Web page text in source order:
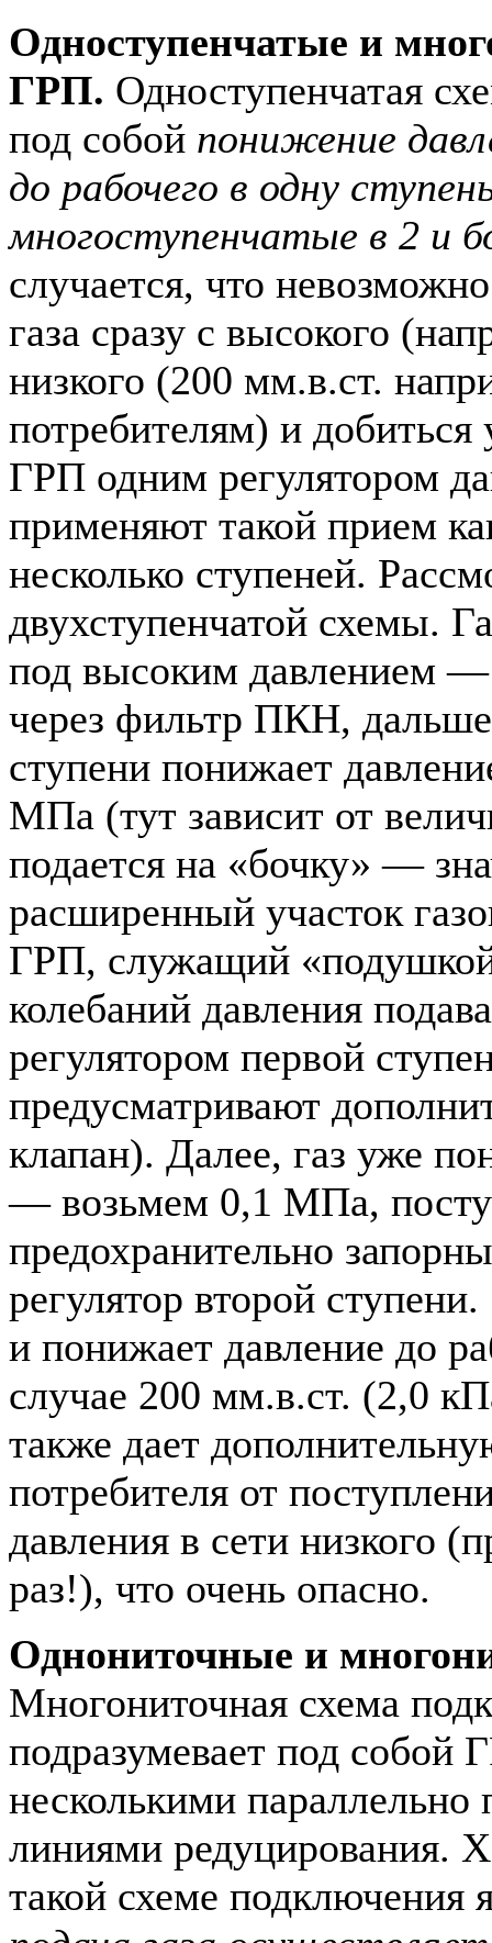
Одноступенчатые и
ГРП. Одноступенчатая
под собой понижение
до рабочего в одну
многоступенчатые в 2 и
случается, что
газа сразу с высокого
низкого (200 мм.в.ст.
потребителям) и
ГРП одним регулятором
применяют такой прием
несколько ступеней.
двухступенчатой схемы.
под высоким давлением
через фильтр ПКН, дальше
ступени понижает
МПа (тут зависит от
подается на «бочку» —
расширенный участок
ГРП, служащий
колебаний давления
регулятором первой
предусматривают
клапан). Далее, газ уже
— возьмем 0,1 МПа,
предохранительно
регулятор второй
и понижает давление до
случае 200 мм.в.ст. (2,0
также дает
потребителя от
давления в сети низкого
раз!), что очень опасно.
Однониточные и
Многониточная схема
подразумевает под собой
несколькими
линиями редуцирования.
такой схеме подключения